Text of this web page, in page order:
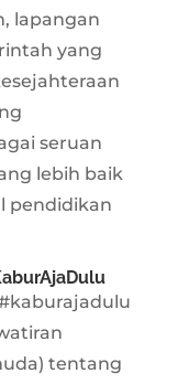
lapangan
yang
seruan
lebih baik
pendidikan
tentang